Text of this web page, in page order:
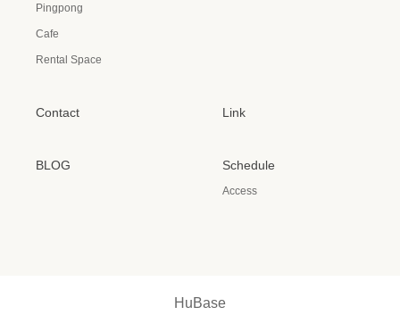
Pingpong
Cafe
Rental Space
Contact Link
BLOG Schedule
Access
HuBase